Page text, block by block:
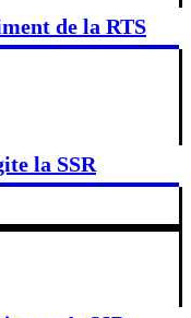
de la RTS
la SSR